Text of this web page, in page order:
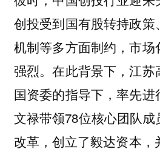
创投受到国有股转持政
机制等多方面制约，市
强烈。在此背景下，江
国资委的指导下，率先
文禄带领78位核心团队
改革，创立了毅达资本，